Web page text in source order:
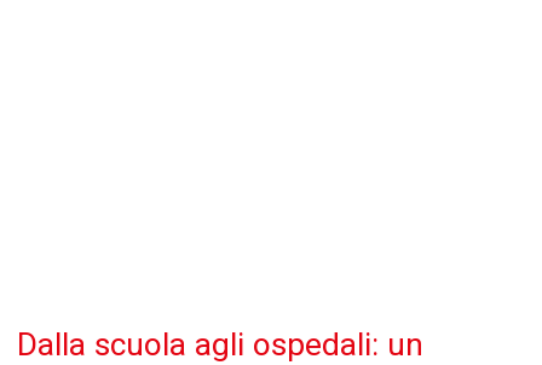
Dalla scuola agli ospedali: un